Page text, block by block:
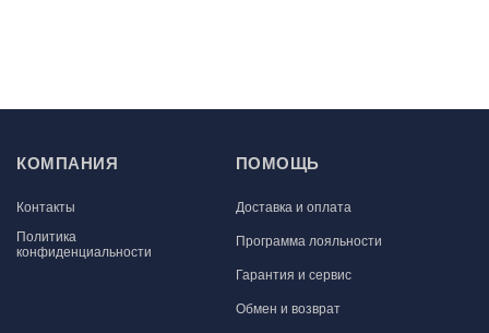
КОМПАНИЯ
Контакты
Политика
конфиденциальности
ПОМОЩЬ
Доставка и оплата
Программа лояльности
Гарантия и сервис
Обмен и возврат